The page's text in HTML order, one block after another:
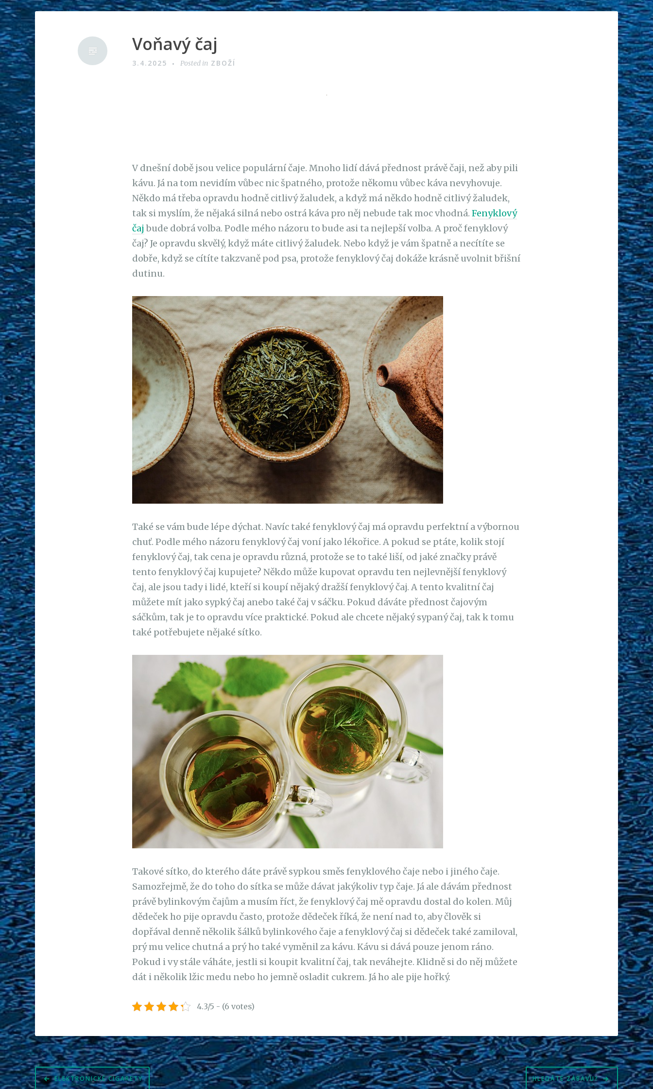
Voňavý čaj
3.4.2025 Posted in ZBOŽÍ
V dnešní době jsou velice populární čaje. Mnoho lidí dává přednost právě čaji, než aby pili
kávu. Já na tom nevidím vůbec nic špatného, protože někomu vůbec káva nevyhovuje.
Někdo má třeba opravdu hodně citlivý žaludek, a když má někdo hodně citlivý žaludek,
tak si myslím, že nějaká silná nebo ostrá káva pro něj nebude tak moc vhodná. Fenyklový
čajbude dobrá volba. Podle mého názoru to bude asi ta nejlepší volba. A proč fenyklový
čaj? Je opravdu skvělý, když máte citlivý žaludek. Nebo když je vám špatně a necítíte se
dobře, když se cítíte takzvaně pod psa, protože fenyklový čaj dokáže krásně uvolnit břišní
dutinu.
Také se vám bude lépe dýchat. Navíc také fenyklový čaj má opravdu perfektní a výbornou
chuť. Podle mého názoru fenyklový čaj voní jako lékořice. A pokud se ptáte, kolik stojí
fenyklový čaj, tak cena je opravdu různá, protože se to také liší, od jaké značky právě
tento fenyklový čaj kupujete? Někdo může kupovat opravdu ten nejlevnější fenyklový
čaj, ale jsou tady i lidé, kteří si koupí nějaký dražší fenyklový čaj. A tento kvalitní čaj
můžete mít jako sypký čaj anebo také čaj v sáčku. Pokud dáváte přednost čajovým
sáčkům, tak je to opravdu více praktické. Pokud ale chcete nějaký sypaný čaj, tak k tomu
také potřebujete nějaké sítko.
Takové sítko, do kterého dáte právě sypkou směs fenyklového čaje nebo i jiného čaje.
Samozřejmě, že do toho do sítka se může dávat jakýkoliv typ čaje. Já ale dávám přednost
právě bylinkovým čajům a musím říct, že fenyklový čaj mě opravdu dostal do kolen. Můj
dědeček ho pije opravdu často, protože dědeček říká, že není nad to, aby člověk si
dopřával denně několik šálků bylinkového čaje a fenyklový čaj si dědeček také zamiloval,
prý mu velice chutná a prý ho také vyměnil za kávu. Kávu si dává pouze jenom ráno.
Pokud i vy stále váháte, jestli si koupit kvalitní čaj, tak neváhejte. Klidně si do něj můžete
dát i několik lžic medu nebo ho jemně osladit cukrem. Já ho ale pije hořký.
4.3/5 - (6 votes)
Navigace
ELEKTRONICKÉ CIGARETY HLEDÁTE ZÁBAVU?